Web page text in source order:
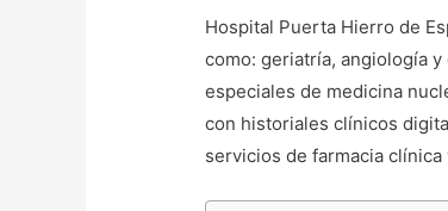
Hospital Puerta Hierro de
como: geriatría, angiología
especiales de medicina
con historiales clínicos
servicios de farmacia